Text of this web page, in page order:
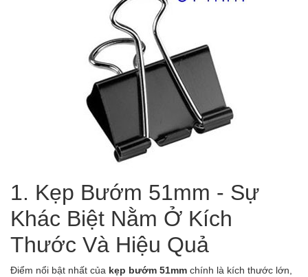
1. Kẹp Bướm 51mm - Sự
Khác Biệt Nằm Ở Kích
Thước Và Hiệu Quả
Điểm nổi bật nhất của kẹp bướm 51mm chính là kích thước lớn,